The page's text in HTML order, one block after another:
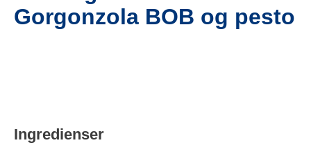
Gorgonzola BOB og pesto
Ingredienser